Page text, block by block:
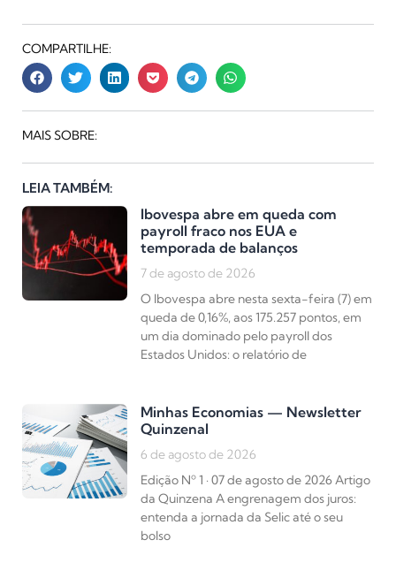
COMPARTILHE:
MAIS SOBRE:
LEIA TAMBÉM:
Ibovespa abre em queda com
payroll fraco nos EUA e
temporada de balanços
7 de agosto de 2026
O Ibovespa abre nesta sexta-feira (7) em
queda de 0,16%, aos 175.257 pontos, em
um dia dominado pelo payroll dos
Estados Unidos: o relatório de
Minhas Economias — Newsletter
Quinzenal
6 de agosto de 2026
Edição Nº 1 · 07 de agosto de 2026 Artigo
da Quinzena A engrenagem dos juros:
entenda a jornada da Selic até o seu
bolso